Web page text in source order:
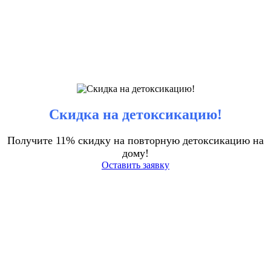
Скидка на детоксикацию!
Получите 11% скидку на повторную детоксикацию на
дому!
Оставить заявку